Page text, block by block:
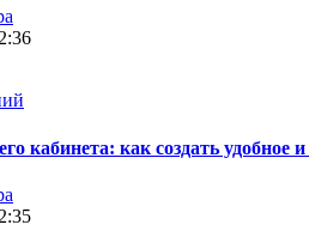
кабинета: как создать удобное